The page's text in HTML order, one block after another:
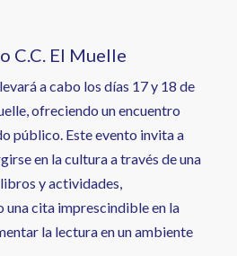
C.C. El Muelle
a cabo los días 17 y 18 de
ofreciendo un encuentro
público. Este evento invita a
en la cultura a través de una
y actividades,
una cita imprescindible en la
la lectura en un ambiente